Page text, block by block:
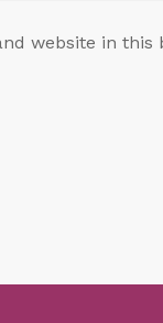
website in